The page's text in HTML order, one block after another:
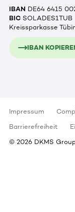
IBAN DE64 6415
BIC SOLADES1TUB
Kreissparkasse
IBAN
Impressum
Barrierefreiheit
© 2026 DKMS